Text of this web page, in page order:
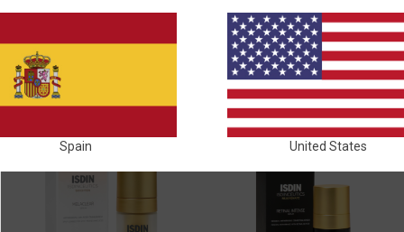
Spain United States